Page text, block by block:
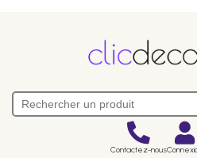
Contactez-nous